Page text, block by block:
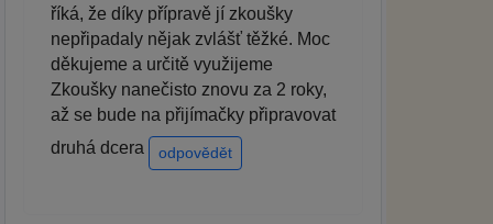
říká, že díky přípravě jí zkoušky
nepřipadaly nějak zvlášť těžké. Moc
děkujeme a určitě využijeme
Zkoušky nanečisto znovu za 2 roky,
až se bude na přijímačky připravovat
druhá dcera
odpovědět